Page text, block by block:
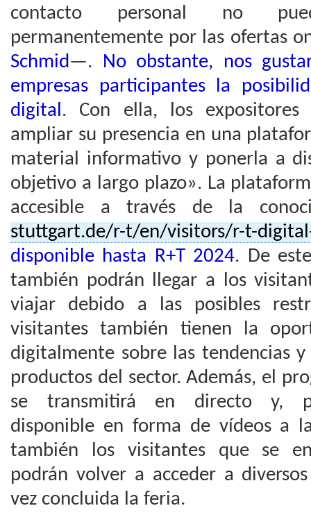
contacto personal no
permanentemente por las ofertas
Schmid—. No obstante, nos
empresas participantes la
digital. Con ella, los expositores
ampliar su presencia en una
material informativo y ponerla a
objetivo a largo plazo». La
accesible a través de la
stuttgart.de/r-t/en/visitors/r-t-
disponible hasta R+T 2024. De
también podrán llegar a los
viajar debido a las posibles
visitantes también tienen la
digitalmente sobre las tendencias
productos del sector. Además, el
se transmitirá en directo y,
disponible en forma de vídeos a
también los visitantes que se
podrán volver a acceder a
vez concluida la feria.